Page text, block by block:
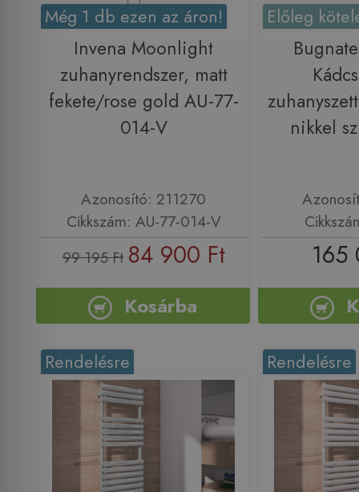
Még 1 db ezen az áron!
Invena Moonlight
zuhanyrendszer, matt
fekete/rose gold AU-77-
014-V
Azonosító: 211270
Cikkszám: AU-77-014-V
99 195 Ft 84 900 Ft
Kosárba
Előleg
nikkel
165
Rendelésre Rendelésre